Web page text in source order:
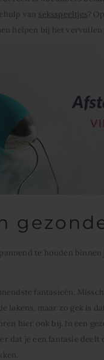
van seksspeeltjes? Op
helpen bij het
te houden
fantasieën.
lakens, maar zo gek is
hier ook bij. In een
dat je een fantasie